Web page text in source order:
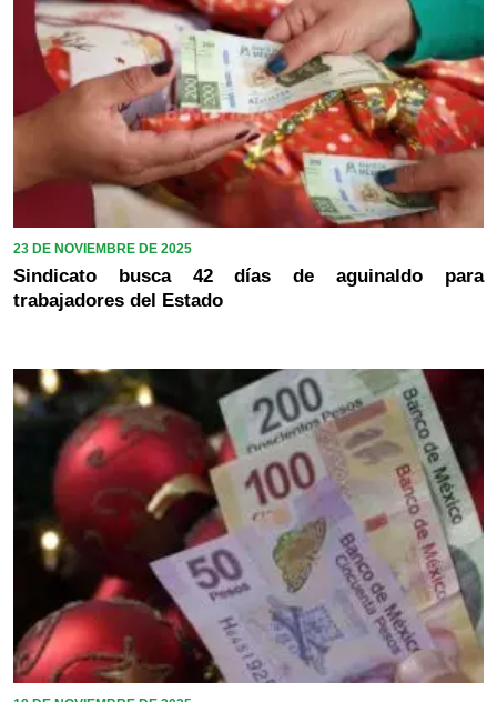
23 DE NOVIEMBRE DE 2025
Sindicato busca 42 días de aguinaldo para
trabajadores del Estado